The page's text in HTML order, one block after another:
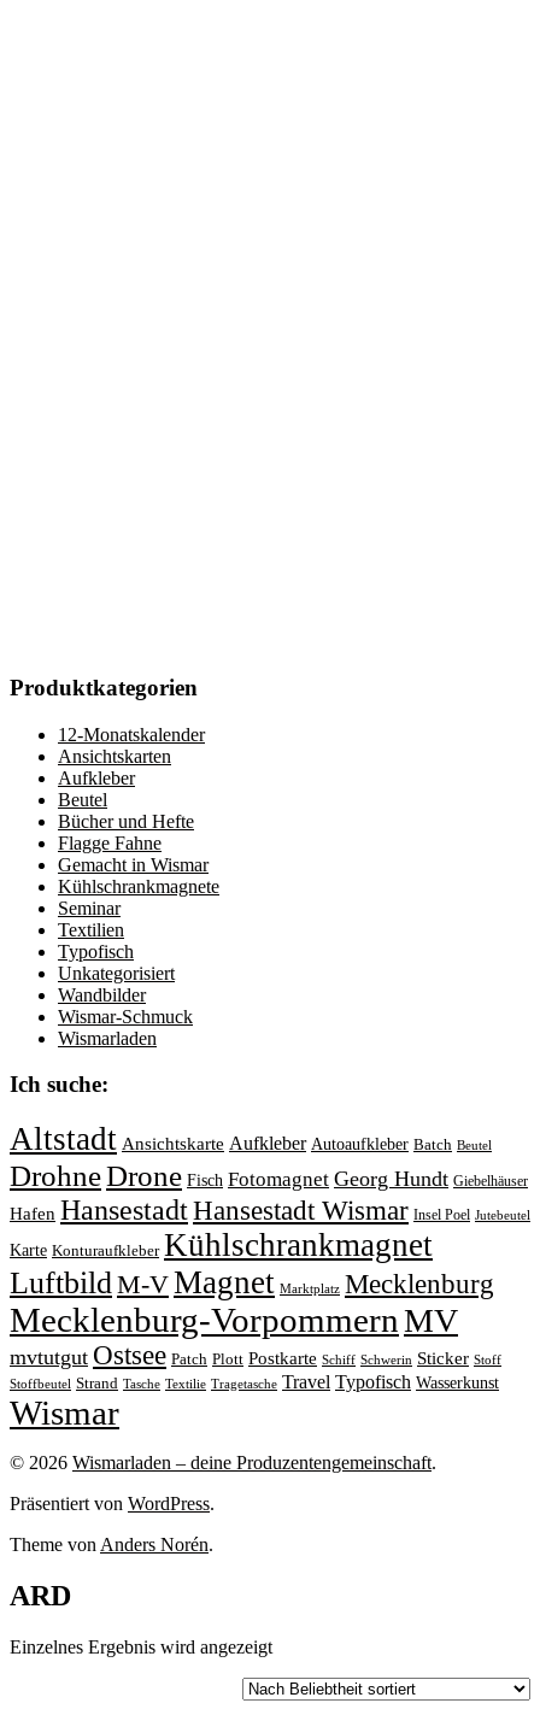
Produktkategorien
12-Monatskalender
Ansichtskarten
Aufkleber
Beutel
Bücher und Hefte
Flagge Fahne
Gemacht in Wismar
Kühlschrankmagnete
Seminar
Textilien
Typofisch
Unkategorisiert
Wandbilder
Wismar-Schmuck
Wismarladen
Ich suche:
Altstadt Ansichtskarte Aufkleber Autoaufkleber Batch Beutel
DrohneDrone Fisch Fotomagnet Georg Hundt Giebelhäuser
Hafen HansestadtHansestadt Wismar Insel Poel Jutebeutel
Karte Konturaufkleber Kühlschrankmagnet
LuftbildM-VMagnet Marktplatz Mecklenburg
Mecklenburg-VorpommernMV
mvtutgut Ostsee Patch Plott Postkarte Schiff Schwerin Sticker Stoff
Stoffbeutel Strand Tasche Textilie Tragetasche Travel Typofisch Wasserkunst
Wismar
© 2026 Wismarladen – deine Produzentengemeinschaft.
Präsentiert von WordPress.
Theme von Anders Norén.
ARD
Einzelnes Ergebnis wird angezeigt